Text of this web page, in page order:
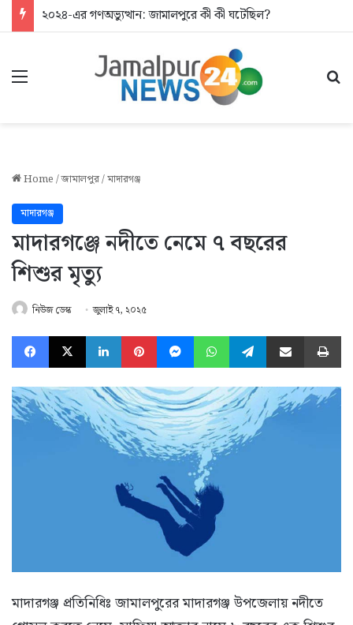
২০২৪-এর গণঅভ্যুত্থান: জামালপুরে কী কী ঘটেছিল?
Menu
Home/জামালপুর/মাদারগঞ্জ
মাদারগঞ্জ
মাদারগঞ্জে নদীতে নেমে ৭ বছরের
শিশুর মৃত্যু
নিউজ ডেস্ক জুলাই ৭, ২০২৫
Facebook
X LinkedInPinterestMessengerWhatsAppTelegramShare via Email
মাদারগঞ্জ প্রতিনিধিঃ জামালপুরের মাদারগঞ্জ উপজেলায় নদীতে